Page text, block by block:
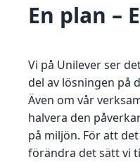
En plan –
Vi på Unilever ser
del av lösningen på
Även om vår
halvera den
på miljön. För att
förändra det sätt vi